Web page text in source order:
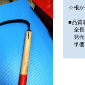
☆根か
■品質
全長
発売
単価